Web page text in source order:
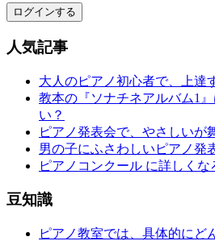
ログインする
人気記事
大人のピアノ初心者で、上達
教本の『ソナチネアルバム1
い？
ピアノ発表会で、やさしいが
男の子にふさわしいピアノ発
ピアノコンクール に詳しくな
豆知識
ピアノ教室では、具体的にど